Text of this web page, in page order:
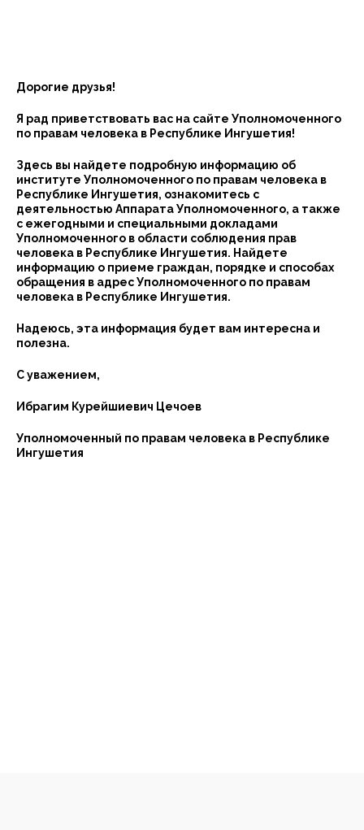
Дорогие друзья!
Я рад приветствовать вас на сайте Уполномоченного
по правам человека в Республике Ингушетия!
Здесь вы найдете подробную информацию об
институте Уполномоченного по правам человека в
Республике Ингушетия, ознакомитесь с
деятельностью Аппарата Уполномоченного, а также
с ежегодными и специальными докладами
Уполномоченного в области соблюдения прав
человека в Республике Ингушетия. Найдете
информацию о приеме граждан, порядке и способах
обращения в адрес Уполномоченного по правам
человека в Республике Ингушетия.
Надеюсь, эта информация будет вам интересна и
полезна.
С уважением,
Ибрагим Курейшиевич Цечоев
Уполномоченный по правам человека в Республике
Ингушетия